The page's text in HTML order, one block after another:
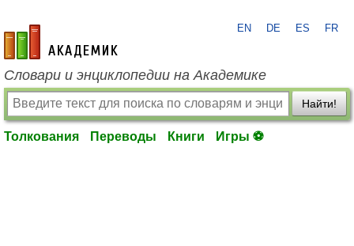
academic.ru
EN DE ES FR
Словари и энциклопедии на Академике
Найти!
Толкования Переводы Книги Игры ⚽